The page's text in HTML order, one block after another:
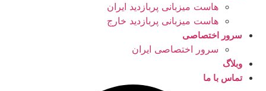
هاست میزبانی پربازدید ایران
هاست میزبانی پربازدید خارج
سرور اختصاصی
سرور اختصاصی ایران
وبلاگ
تماس با ما